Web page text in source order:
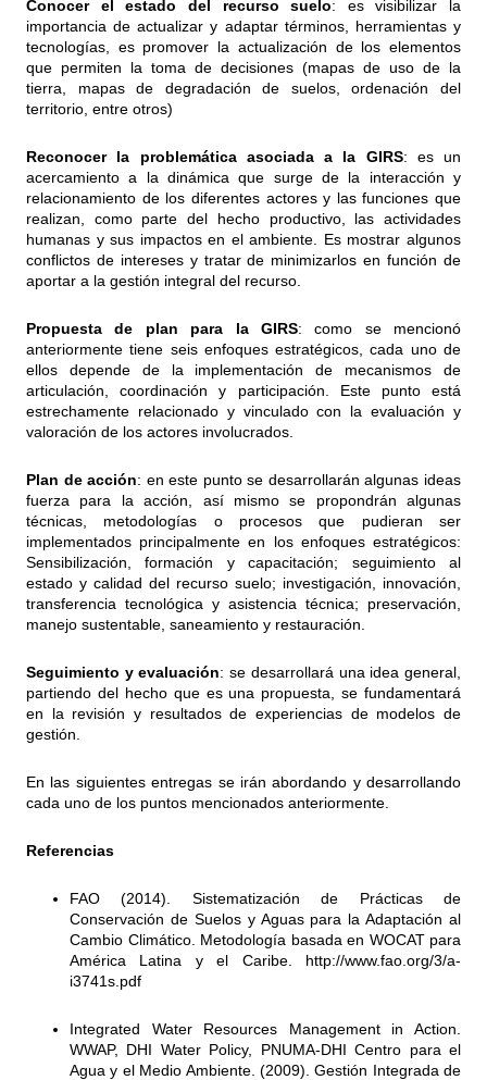
Conocer el estado del recurso suelo: es visibilizar la
importancia de actualizar y adaptar términos, herramientas y
tecnologías, es promover la actualización de los elementos
que permiten la toma de decisiones (mapas de uso de la
tierra, mapas de degradación de suelos, ordenación del
territorio, entre otros)
Reconocer la problemática asociada a la GIRS: es un
acercamiento a la dinámica que surge de la interacción y
relacionamiento de los diferentes actores y las funciones que
realizan, como parte del hecho productivo, las actividades
humanas y sus impactos en el ambiente. Es mostrar algunos
conflictos de intereses y tratar de minimizarlos en función de
aportar a la gestión integral del recurso.
Propuesta de plan para la GIRS: como se mencionó
anteriormente tiene seis enfoques estratégicos, cada uno de
ellos depende de la implementación de mecanismos de
articulación, coordinación y participación. Este punto está
estrechamente relacionado y vinculado con la evaluación y
valoración de los actores involucrados.
Plan de acción: en este punto se desarrollarán algunas ideas
fuerza para la acción, así mismo se propondrán algunas
técnicas, metodologías o procesos que pudieran ser
implementados principalmente en los enfoques estratégicos:
Sensibilización, formación y capacitación; seguimiento al
estado y calidad del recurso suelo; investigación, innovación,
transferencia tecnológica y asistencia técnica; preservación,
manejo sustentable, saneamiento y restauración.
Seguimiento y evaluación: se desarrollará una idea general,
partiendo del hecho que es una propuesta, se fundamentará
en la revisión y resultados de experiencias de modelos de
gestión.
En las siguientes entregas se irán abordando y desarrollando
cada uno de los puntos mencionados anteriormente.
Referencias
FAO (2014). Sistematización de Prácticas de
Conservación de Suelos y Aguas para la Adaptación al
Cambio Climático. Metodología basada en WOCAT para
América Latina y el Caribe. http://www.fao.org/3/a-
i3741s.pdf
Integrated Water Resources Management in Action.
WWAP, DHI Water Policy, PNUMA-DHI Centro para el
Agua y el Medio Ambiente. (2009). Gestión Integrada de